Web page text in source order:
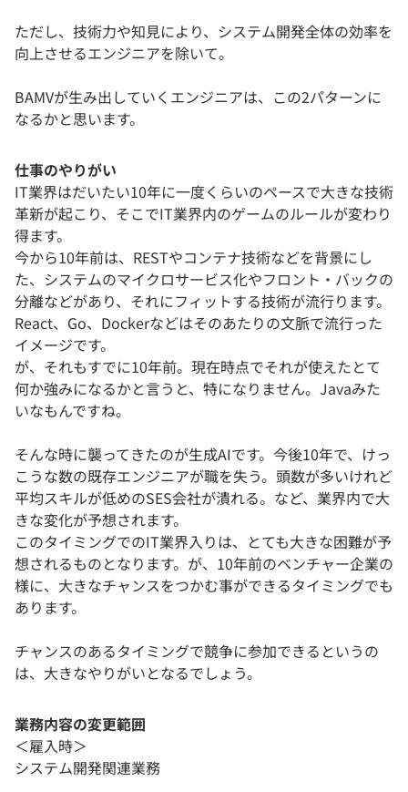
ただし、技術力や知見により、システム開発全体の効率を
向上させるエンジニアを除いて。
BAMVが生み出していくエンジニアは、この2パターンに
なるかと思います。
仕事のやりがい
IT業界はだいたい10年に一度くらいのペースで大きな技術
革新が起こり、そこでIT業界内のゲームのルールが変わり
得ます。
今から10年前は、RESTやコンテナ技術などを背景にし
た、システムのマイクロサービス化やフロント・バックの
分離などがあり、それにフィットする技術が流行ります。
React、Go、Dockerなどはそのあたりの文脈で流行った
イメージです。
が、それもすでに10年前。現在時点でそれが使えたとて
何か強みになるかと言うと、特になりません。Javaみた
いなもんですね。
そんな時に襲ってきたのが生成AIです。今後10年で、けっ
こうな数の既存エンジニアが職を失う。頭数が多いけれど
平均スキルが低めのSES会社が潰れる。など、業界内で大
きな変化が予想されます。
このタイミングでのIT業界入りは、とても大きな困難が予
想されるものとなります。が、10年前のベンチャー企業の
様に、大きなチャンスをつかむ事ができるタイミングでも
あります。
チャンスのあるタイミングで競争に参加できるというの
は、大きなやりがいとなるでしょう。
業務内容の変更範囲
＜雇入時＞
システム開発関連業務